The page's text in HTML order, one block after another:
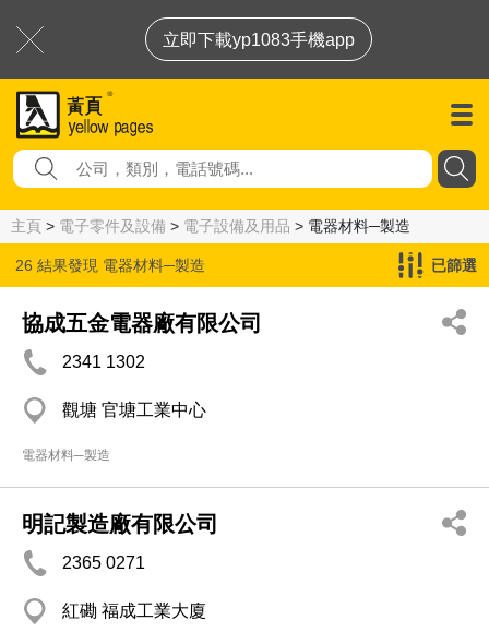
立即下載yp1083手機app
主頁 > 電子零件及設備 > 電子設備及用品 > 電器材料─製造
26 結果發現 電器材料─製造 已篩選
協成五金電器廠有限公司
2341 1302
觀塘 官塘工業中心
電器材料─製造
明記製造廠有限公司
2365 0271
紅磡 福成工業大廈